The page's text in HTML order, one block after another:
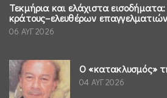
Τεκμήρια και ελάχιστα
κράτους–ελευθέρων επαγγελματιών
06 ΑΥΓ 2026
Ο «κατακλυσμός»
04 ΑΥΓ 2026